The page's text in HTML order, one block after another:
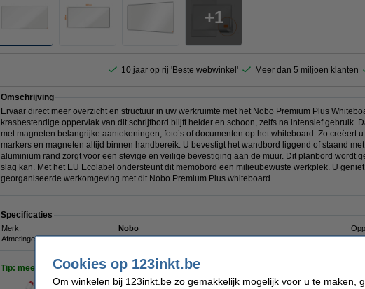
1
10 jaar op rij 'Beste webwinkel' Meer dan 5 miljoen klanten
Omschrijving
Ervaar direct meer overzicht en structuur in uw werkruimte met het Nobo Premium Plus
krasbestendige oppervlak van dit schrijfbord blijft helder en schoon, zelfs na intensief gebruik.
met magneten belangrijke aantekeningen, foto’s of documenten op het whiteboard. Zo creëert
markers en magneten altijd binnen handbereik. U bevestigt het wandbord liggend of staand
aluminium rand zorgt voor een stevige en veilige bevestiging aan de muur. Dit planbord wordt
slag kan. Met het EU Ecolabel ondersteunt dit memobord een milieubewuste werkplek. U
georganiseerde werkomgeving met dit Nobo Premium Plus whiteboard.
Specificaties
Merk: Nobo
Afmetingen:
180 x 90 cm (LxB)
Tip: meebestellenCookies op 123inkt.be
Om winkelen bij 123inkt.be zo gemakkelijk mogelijk voor u te maken,